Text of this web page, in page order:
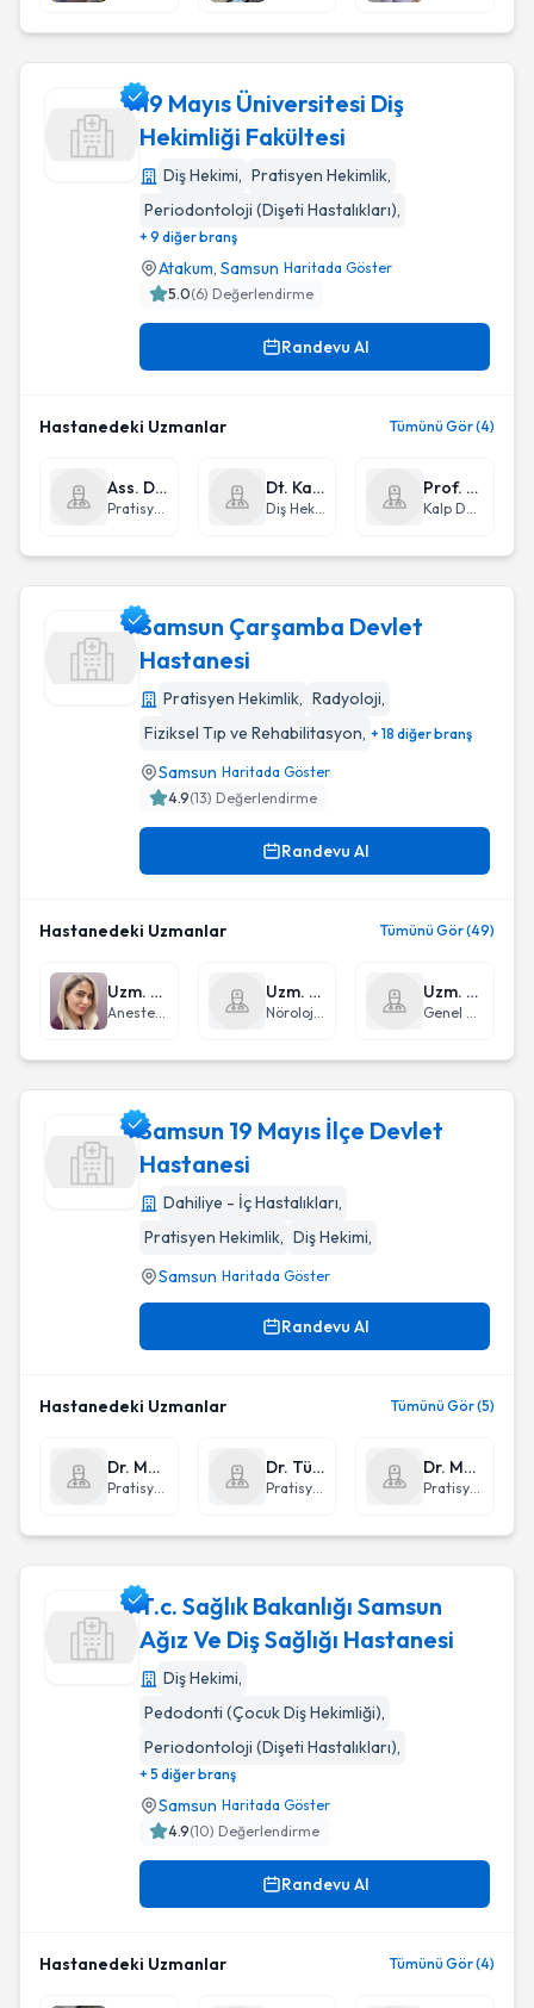
19 Mayıs Üniversitesi Diş
Hekimliği Fakültesi
Diş Hekimi, Pratisyen Hekimlik,
Periodontoloji (Dişeti Hastalıkları),
+ 9 diğer branş
Atakum, Samsun Haritada Göster
5.0(6) Değerlendirme
Randevu Al
Hastanedeki Uzmanlar Tümünü Gör (4)
Ass. Dr. Haluk Yener Ünsal
Pratisyen Hekimlik
Dt. Kadir Kolcuoğlu
Diş Hekimi
Prof. Dr. Tamer Türk
Kalp Damar Cerrahisi
Samsun Çarşamba Devlet
Hastanesi
Pratisyen Hekimlik, Radyoloji,
Fiziksel Tıp ve Rehabilitasyon, + 18 diğer branş
Samsun Haritada Göster
4.9(13) Değerlendirme
Randevu Al
Hastanedeki Uzmanlar Tümünü Gör (49)
Uzm. Dr. Aslıhan Özen
Anestezi ve Reanimasyon
Uzm. Dr. Şule Kefeli Eraslan
Nöroloji (Beyin ve Sinir Hastalıkları)
Uzm. Dr. Behzat Şirali
Genel Cerrahi
Samsun 19 Mayıs İlçe Devlet
Hastanesi
Dahiliye - İç Hastalıkları,
Pratisyen Hekimlik, Diş Hekimi,
Samsun Haritada Göster
Randevu Al
Hastanedeki Uzmanlar Tümünü Gör (5)
Dr. Mehmet Akif Gün
Pratisyen Hekimlik
Dr. Tülin Aydın
Pratisyen Hekimlik
Dr. Meryem Aksoy
Pratisyen Hekimlik
T.c. Sağlık Bakanlığı Samsun
Ağız Ve Diş Sağlığı Hastanesi
Diş Hekimi,
Pedodonti (Çocuk Diş Hekimliği),
Periodontoloji (Dişeti Hastalıkları),
+ 5 diğer branş
Samsun Haritada Göster
4.9(10) Değerlendirme
Randevu Al
Hastanedeki Uzmanlar Tümünü Gör (4)